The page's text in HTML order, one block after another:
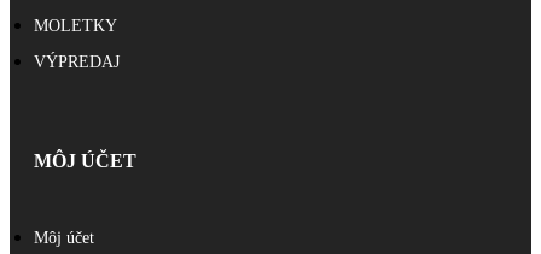
MOLETKY
VÝPREDAJ
MÔJ ÚČET
Môj účet